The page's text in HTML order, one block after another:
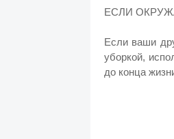
ЕСЛИ
Если ваши
уборкой,
до конца